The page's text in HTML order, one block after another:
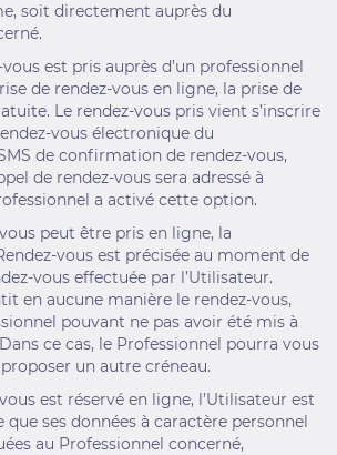
soit directement auprès du
est pris auprès d’un professionnel
de rendez-vous en ligne, la prise de
Le rendez-vous pris vient s’inscrire
vous électronique du
de confirmation de rendez-vous,
de rendez-vous sera adressé à
a activé cette option.
peut être pris en ligne, la
vous est précisée au moment de
vous effectuée par l’Utilisateur.
en aucune manière le rendez-vous,
pouvant ne pas avoir été mis à
ce cas, le Professionnel pourra vous
un autre créneau.
est réservé en ligne, l’Utilisateur est
ses données à caractère personnel
au Professionnel concerné,